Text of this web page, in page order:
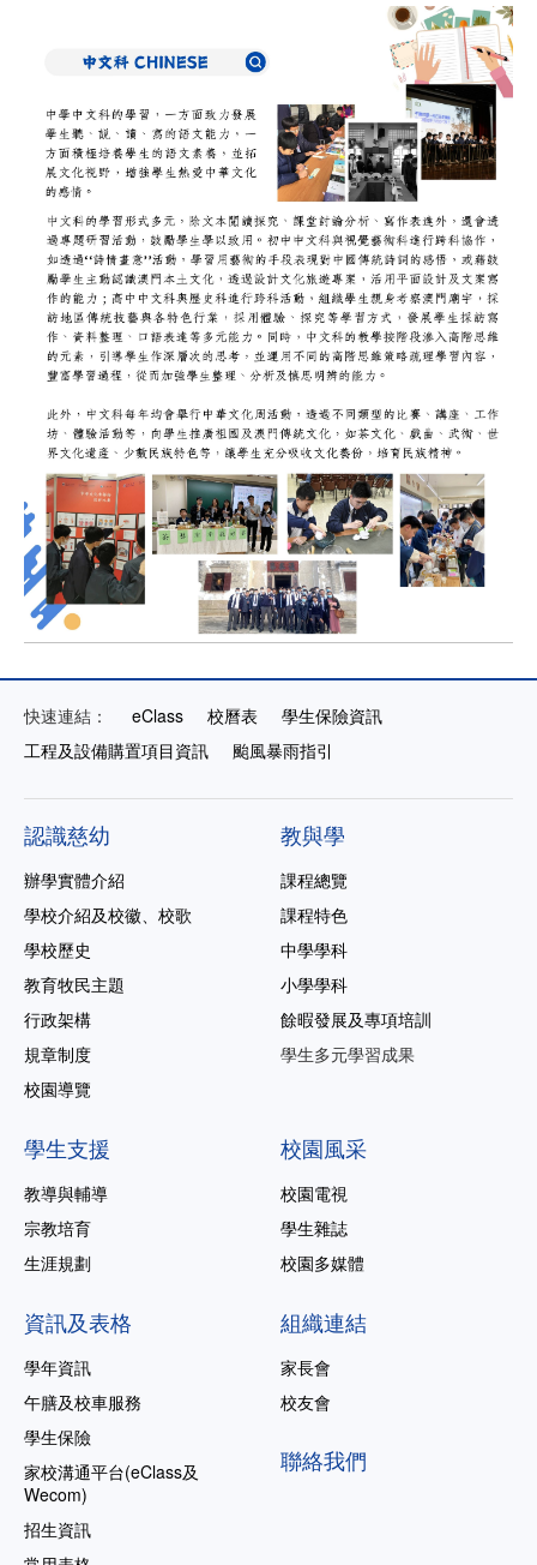
快速連結： eClass 校曆表
學生保險資訊
工程及設備購置項目資訊
颱風暴雨指引
認識慈幼
辦學實體介紹
學校介紹及校徽、校歌
學校歷史
教育牧民主題
行政架構
規章制度
校園導覽
教與學
課程總覽
課程特色
中學學科
小學學科
餘暇發展及專項培訓
學生多元學習成果
學生支援
教導與輔導
宗教培育
生涯規劃
校園風采
校園電視
學生雜誌
校園多媒體
資訊及表格
學年資訊
午膳及校車服務
學生保險
家校溝通平台(eClass及
Wecom)
招生資訊
組織連結
家長會
校友會
聯絡我們